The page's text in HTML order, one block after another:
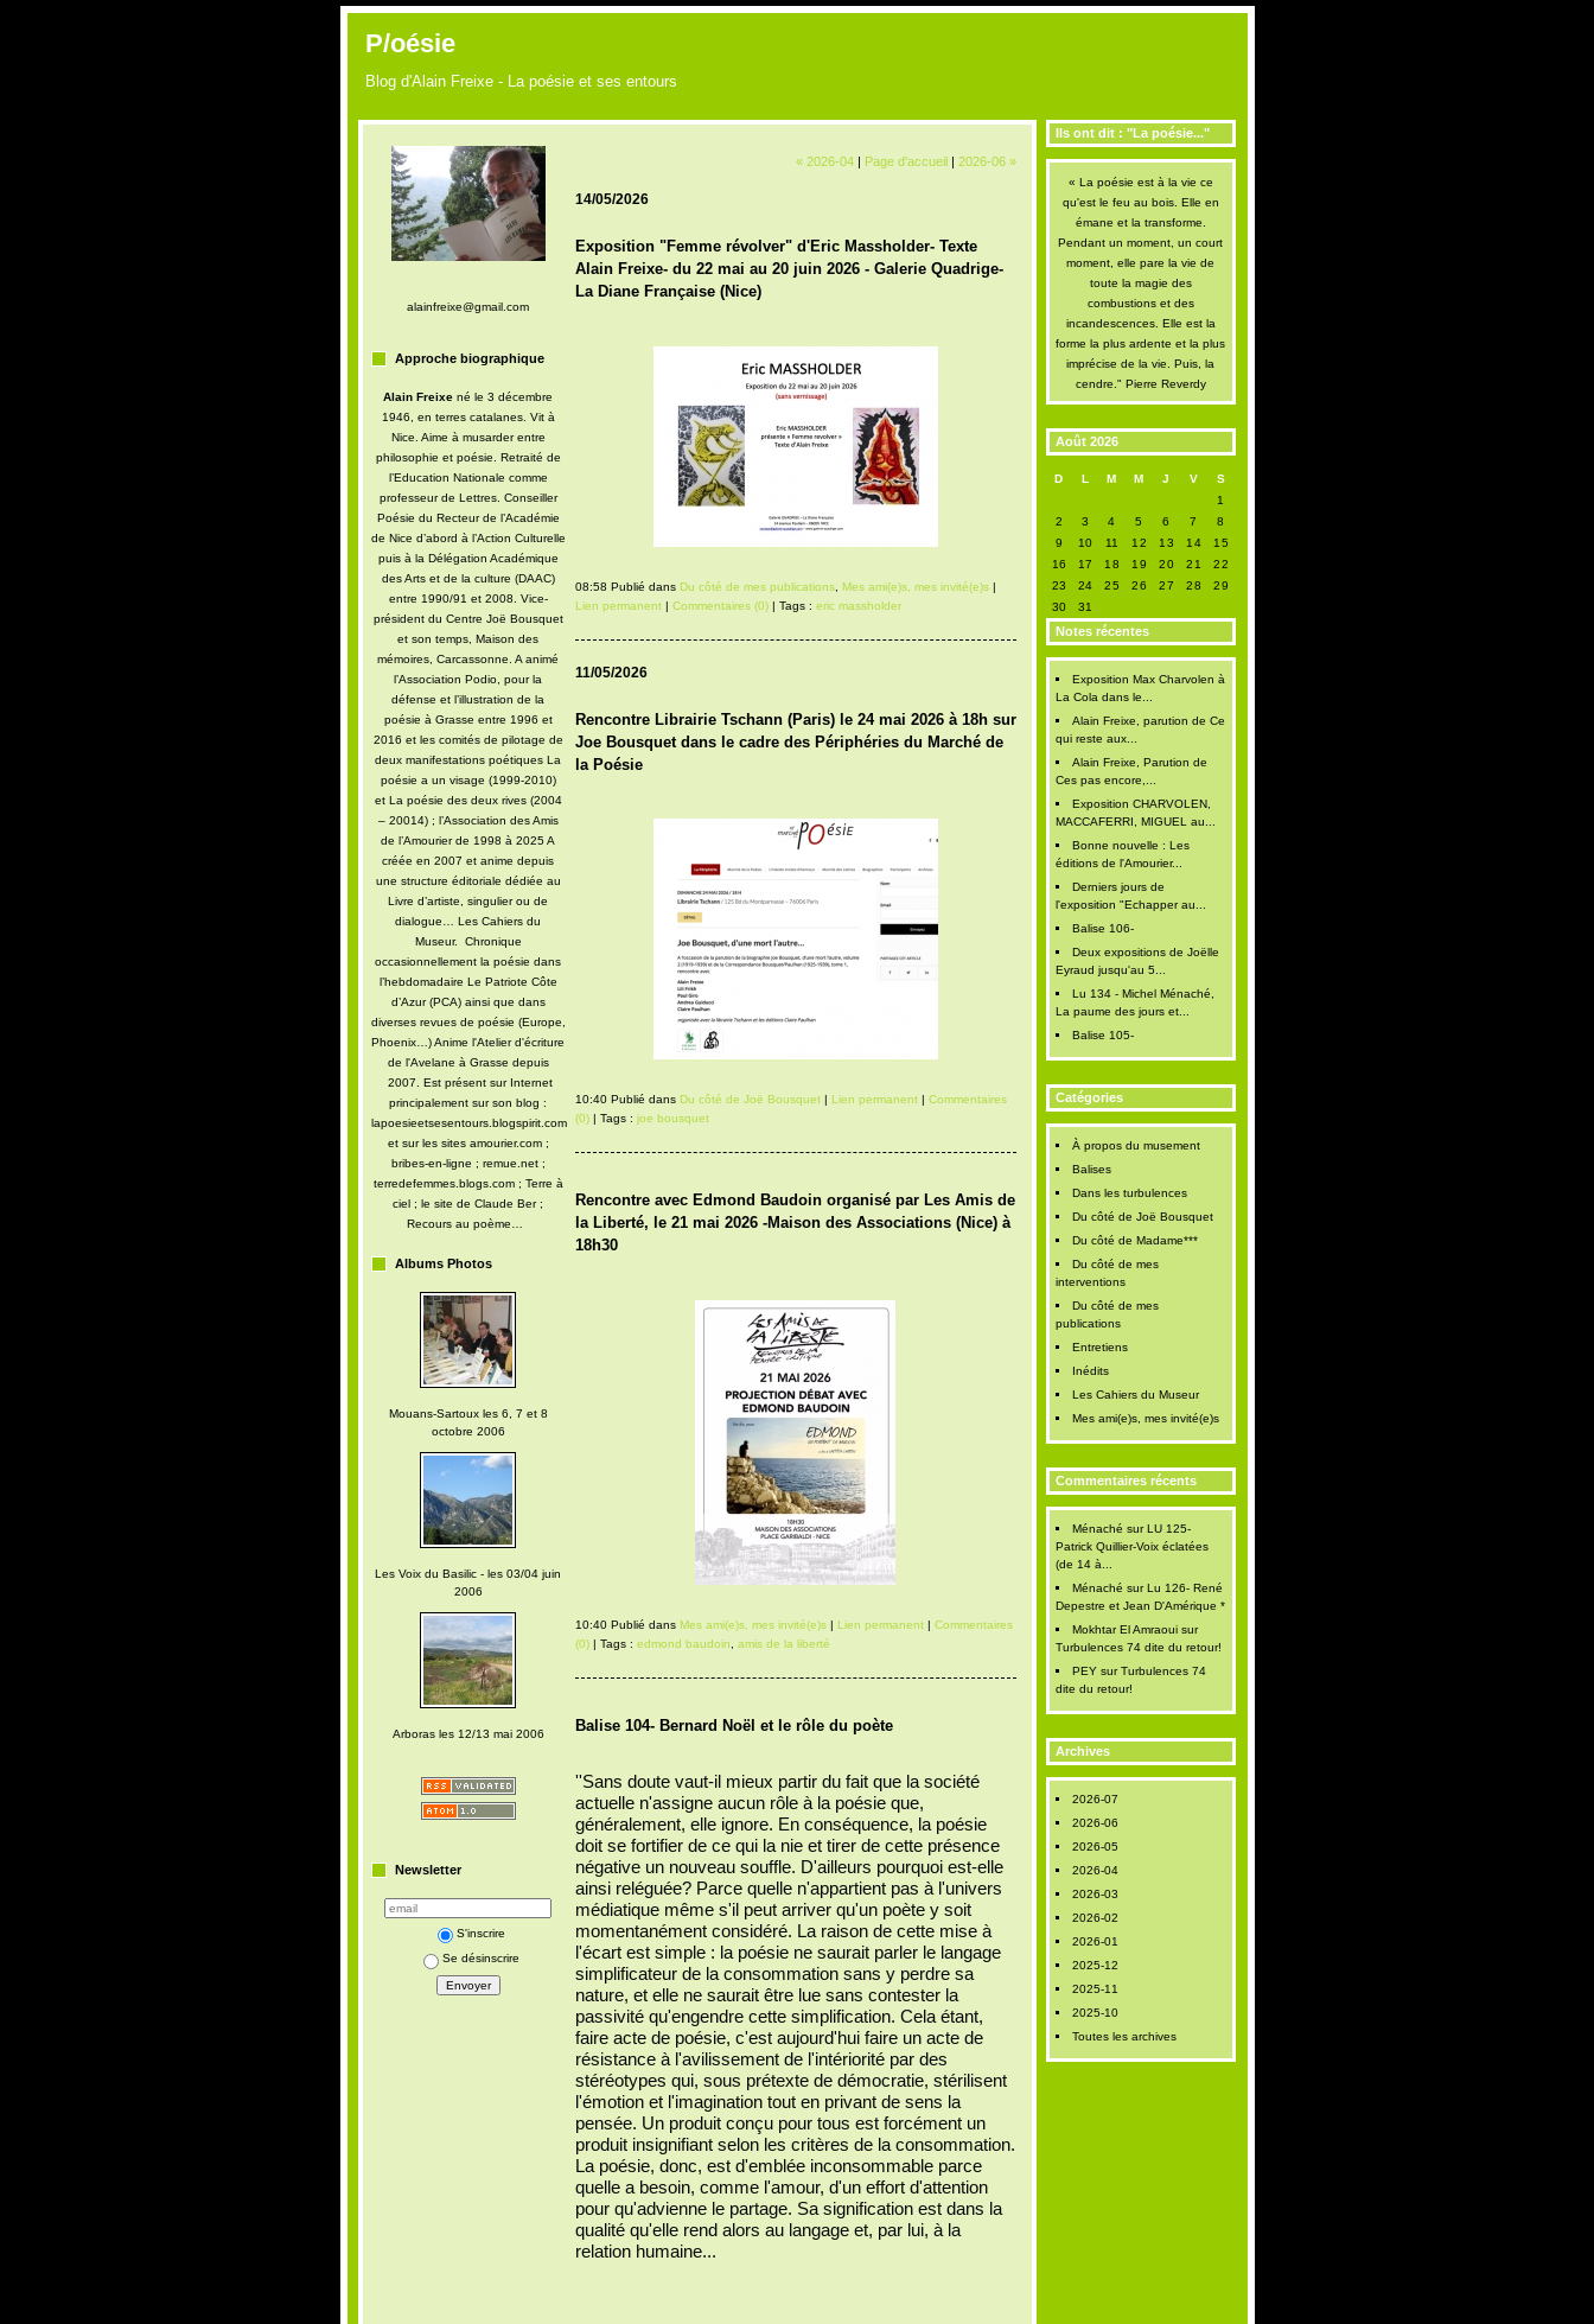
P/oésie
Blog d'Alain Freixe - La poésie et ses entours
alainfreixe@gmail.com
Approche biographique
Alain Freixe né le 3 décembre
1946, en terres catalanes. Vit à
Nice. Aime à musarder entre
philosophie et poésie. Retraité de
l’Education Nationale comme
professeur de Lettres. Conseiller
Poésie du Recteur de l’Académie
de Nice d’abord à l’Action Culturelle
puis à la Délégation Académique
des Arts et de la culture (DAAC)
entre 1990/91 et 2008. Vice-
président du Centre Joë Bousquet
et son temps, Maison des
mémoires, Carcassonne. A animé
l’Association Podio, pour la
défense et l’illustration de la
poésie à Grasse entre 1996 et
2016 et les comités de pilotage de
deux manifestations poétiques La
poésie a un visage (1999-2010)
et La poésie des deux rives (2004
– 20014) ; l’Association des Amis
de l’Amourier de 1998 à 2025 A
créée en 2007 et anime depuis
une structure éditoriale dédiée au
Livre d’artiste, singulier ou de
dialogue… Les Cahiers du
Museur. Chronique
occasionnellement la poésie dans
l’hebdomadaire Le Patriote Côte
d’Azur (PCA) ainsi que dans
diverses revues de poésie (Europe,
Phoenix…) Anime l'Atelier d'écriture
de l'Avelane à Grasse depuis
2007. Est présent sur Internet
principalement sur son blog :
lapoesieetsesentours.blogspirit.com
et sur les sites amourier.com ;
bribes-en-ligne ; remue.net ;
terredefemmes.blogs.com ; Terre à
ciel ; le site de Claude Ber ;
Recours au poème…
Albums Photos
Mouans-Sartoux les 6, 7 et 8
octobre 2006
Les Voix du Basilic - les 03/04 juin
2006
Arboras les 12/13 mai 2006
Newsletter
S'inscrire
Se désinscrire
Ils ont dit : "La poésie..."
« La poésie est à la vie ce
qu'est le feu au bois. Elle en
émane et la transforme.
Pendant un moment, un court
moment, elle pare la vie de
toute la magie des
combustions et des
incandescences. Elle est la
forme la plus ardente et la plus
imprécise de la vie. Puis, la
cendre." Pierre Reverdy
Août 2026
D L M M J V
S
1
2
3 4 5 6 7
8
9
10 11 12 13 14
15
16
17 18 19 20 21
22
23
24 25 26 27 28
29
30
31
Notes récentes
Exposition Max Charvolen à
La Cola dans le...
Alain Freixe, parution de Ce
qui reste aux...
Alain Freixe, Parution de
Ces pas encore,...
Exposition CHARVOLEN,
MACCAFERRI, MIGUEL au...
Bonne nouvelle : Les
éditions de l'Amourier...
Derniers jours de
l'exposition "Echapper au...
Balise 106-
Deux expositions de Joëlle
Eyraud jusqu'au 5...
Lu 134 - Michel Ménaché,
La paume des jours et...
Balise 105-
Catégories
À propos du musement
Balises
Dans les turbulences
Du côté de Joë Bousquet
Du côté de Madame***
Du côté de mes
interventions
Du côté de mes
publications
Entretiens
Inédits
Les Cahiers du Museur
Mes ami(e)s, mes invité(e)s
Commentaires récents
Ménaché surLU 125-
Patrick Quillier-Voix éclatées
(de 14 à...
Ménaché surLu 126- René
Depestre et Jean D'Amérique *
Mokhtar El Amraouisur
Turbulences 74 dite du retour!
PEYsurTurbulences 74
dite du retour!
Archives
2026-07
2026-06
2026-05
2026-04
2026-03
2026-02
2026-01
2025-12
2025-11
2025-10
Toutes les archives
« 2026-04| Page d'accueil| 2026-06 »
14/05/2026
Exposition "Femme révolver" d'Eric Massholder- Texte
Alain Freixe- du 22 mai au 20 juin 2026 - Galerie Quadrige-
La Diane Française (Nice)
08:58 Publié dans Du côté de mes publications, Mes ami(e)s, mes invité(e)s|
Lien permanent| Commentaires (0)| Tags : eric massholder
11/05/2026
Rencontre Librairie Tschann (Paris) le 24 mai 2026 à 18h sur
Joe Bousquet dans le cadre des Périphéries du Marché de
la Poésie
10:40 Publié dans Du côté de Joë Bousquet| Lien permanent| Commentaires
(0)| Tags : joe bousquet
Rencontre avec Edmond Baudoin organisé par Les Amis de
la Liberté, le 21 mai 2026 -Maison des Associations (Nice) à
18h30
10:40 Publié dans Mes ami(e)s, mes invité(e)s| Lien permanent| Commentaires
(0)| Tags : edmond baudoin amis de la liberté
Balise 104- Bernard Noël et le rôle du poète
''Sans doute vaut-il mieux partir du fait que la société
actuelle n'assigne aucun rôle à la poésie que,
généralement, elle ignore. En conséquence, la poésie
doit se fortifier de ce qui la nie et tirer de cette présence
négative un nouveau souffle. D'ailleurs pourquoi est-elle
ainsi reléguée? Parce quelle n'appartient pas à l'univers
médiatique même s'il peut arriver qu'un poète y soit
momentanément considéré. La raison de cette mise à
l'écart est simple : la poésie ne saurait parler le langage
simplificateur de la consommation sans y perdre sa
nature, et elle ne saurait être lue sans contester la
passivité qu'engendre cette simplification. Cela étant,
faire acte de poésie, c'est aujourd'hui faire un acte de
résistance à l'avilissement de l'intériorité par des
stéréotypes qui, sous prétexte de démocratie, stérilisent
l'émotion et l'imagination tout en privant de sens la
pensée. Un produit conçu pour tous est forcément un
produit insignifiant selon les critères de la consommation.
La poésie, donc, est d'emblée inconsommable parce
quelle a besoin, comme l'amour, d'un effort d'attention
pour qu'advienne le partage. Sa signification est dans la
qualité qu'elle rend alors au langage et, par lui, à la
relation humaine...